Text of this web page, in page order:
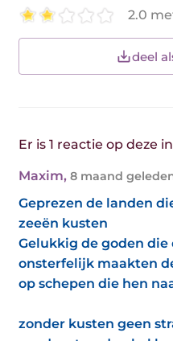
2.0
deel
Er is 1 reactie op deze
Maxim, 8 maand
Geprezen de landen
zeeën kusten
Gelukkig de goden
onsterfelijk maakten
op schepen die hen
zonder kusten geen